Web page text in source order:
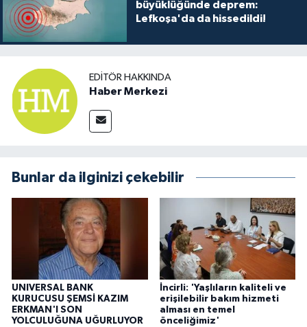
büyüklüğünde deprem:
Lefkoşa'da da hissedildi!
EDITÖR HAKKINDA
Haber Merkezi
Bunlar da ilginizi çekebilir
UNIVERSAL BANK
KURUCUSU ŞEMSİ KAZIM
ERKMAN'I SON
YOLCULUĞUNA UĞURLUYOR
İncirli: 'Yaşlıların kaliteli ve
erişilebilir bakım hizmeti
alması en temel
önceliğimiz'